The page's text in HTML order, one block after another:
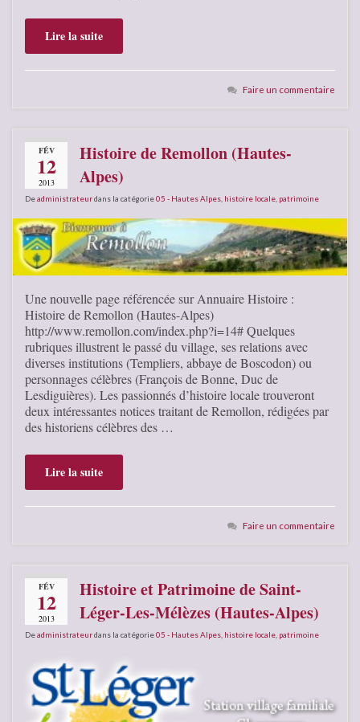
Lire la suite
Faire un commentaire
FÉV
12
2013
Histoire de Remollon (Hautes-
Alpes)
Deadministrateurdans la catégorie05 - Hautes Alpes histoire locale patrimoine
Une nouvelle page référencée sur Annuaire Histoire :
Histoire de Remollon (Hautes-Alpes)
http://www.remollon.com/index.php?i=14# Quelques
rubriques illustrent le passé du village, ses relations avec
diverses institutions (Templiers, abbaye de Boscodon) ou
personnages célèbres (François de Bonne, Duc de
Lesdiguières). Les passionnés d’histoire locale trouveront
deux intéressantes notices traitant de Remollon, rédigées par
des historiens célèbres des …
Lire la suite
Faire un commentaire
FÉV
12
2013
Histoire et Patrimoine de Saint-
Léger-Les-Mélèzes (Hautes-Alpes)
Deadministrateurdans la catégorie05 - Hautes Alpes histoire locale patrimoine